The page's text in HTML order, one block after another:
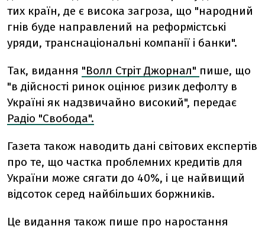
тих країн, де є висока загроза, що "народний
гнів буде направлений на реформістські
уряди, транснаціональні компанії і банки".
Так, видання "Волл Стріт Джорнал" пише, що
"в дійсності ринок оцінює ризик дефолту в
Україні як надзвичайно високий", передає
Радіо "Свобода".
Газета також наводить дані світових експертів
про те, що частка проблемних кредитів для
України може сягати до 40%, і це найвищий
відсоток серед найбільших боржників.
Це видання також пише про наростання